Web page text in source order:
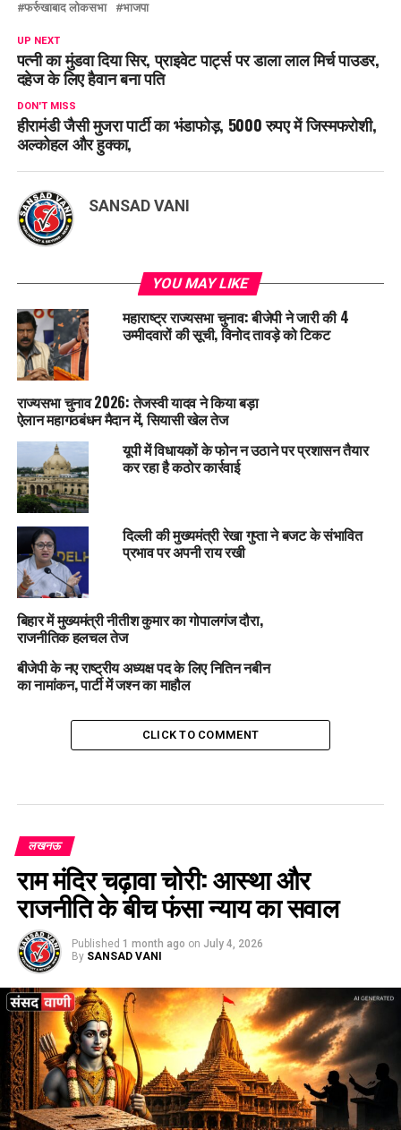
फर्रुखाबाद लोकसभा
भाजपा
UP NEXT
पत्नी का मुंडवा दिया सिर, प्राइवेट पार्ट्स पर डाला लाल मिर्च पाउडर,
दहेज के लिए हैवान बना पति
DON'T MISS
हीरामंडी जैसी मुजरा पार्टी का भंडाफोड़, 5000 रुपए में जिस्मफरोशी,
अल्कोहल और हुक्का,
SANSAD VANI
YOU MAY LIKE
महाराष्ट्र राज्यसभा चुनाव: बीजेपी ने जारी की 4
उम्मीदवारों की सूची, विनोद तावड़े को टिकट
राज्यसभा चुनाव 2026: तेजस्वी यादव ने किया बड़ा
ऐलान महागठबंधन मैदान में, सियासी खेल तेज
यूपी में विधायकों के फोन न उठाने पर प्रशासन तैयार
कर रहा है कठोर कार्रवाई
दिल्ली की मुख्यमंत्री रेखा गुप्ता ने बजट के संभावित
प्रभाव पर अपनी राय रखी
बिहार में मुख्यमंत्री नीतीश कुमार का गोपालगंज दौरा,
राजनीतिक हलचल तेज
बीजेपी के नए राष्ट्रीय अध्यक्ष पद के लिए नितिन नबीन
का नामांकन, पार्टी में जश्न का माहौल
CLICK TO COMMENT
लखनऊ
राम मंदिर चढ़ावा चोरी: आस्था और
राजनीति के बीच फंसा न्याय का सवाल
Published 1 month ago on July 4, 2026
By SANSAD VANI